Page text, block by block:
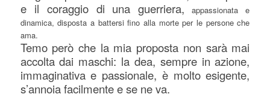
e il coraggio di una guerriera, appassionata e
dinamica, disposta a battersi fino alla morte per le persone che
ama.
Temo però che la mia proposta non sarà mai
accolta dai maschi: la dea, sempre in azione,
immaginativa e passionale, è molto esigente,
s’annoia facilmente e se ne va.